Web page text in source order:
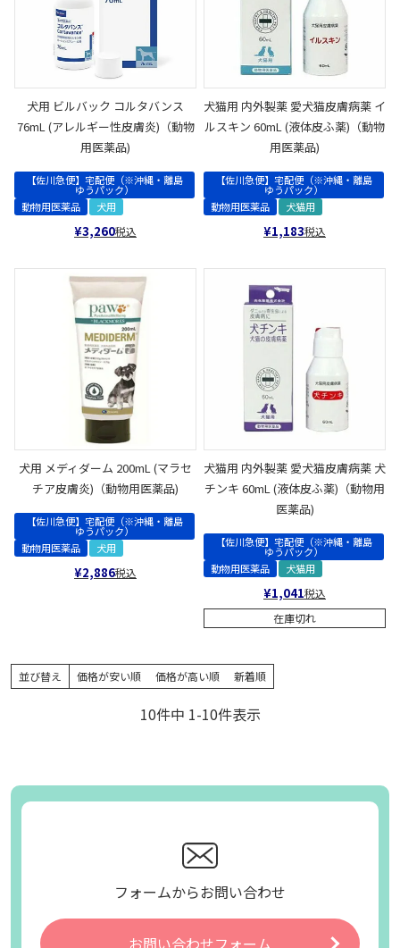
犬用 ビルバック コルタバンス
76mL (アレルギー性皮膚炎)（動物
用医薬品)
【佐川急便】宅配便（※沖縄・離島
ゆうパック）
動物用医薬品
犬用
¥3,260税込
犬猫用 内外製薬 愛犬猫皮膚病薬 イ
ルスキン 60mL (液体皮ふ薬)（動物
用医薬品)
【佐川急便】宅配便（※沖縄・離島
ゆうパック）
動物用医薬品
犬猫用
¥1,183税込
犬用 メディダーム 200mL (マラセ
チア皮膚炎)（動物用医薬品)
【佐川急便】宅配便（※沖縄・離島
ゆうパック）
動物用医薬品
犬用
¥2,886税込
犬猫用 内外製薬 愛犬猫皮膚病薬 犬
チンキ 60mL (液体皮ふ薬)（動物用
医薬品)
【佐川急便】宅配便（※沖縄・離島
ゆうパック）
動物用医薬品
犬猫用
¥1,041税込
在庫切れ
並び替え 価格が安い順 価格が高い順 新着順
10件中 1-10件表示
フォームからお問い合わせ
お問い合わせフォーム